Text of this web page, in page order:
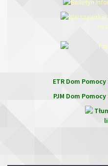
ETR Dom
PJM Dom